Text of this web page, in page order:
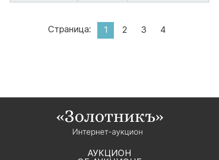
Страница: 1 2 3 4
АУКЦИОН